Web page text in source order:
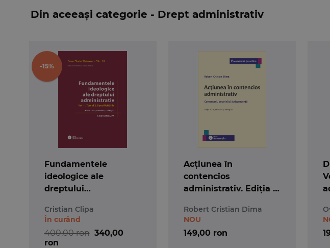
Din aceeași categorie - Drept administrativ
-15%
Fundamentele
ideologice ale
dreptului
Volumul II, Tomul 2.
Specificitățile. Ediția a
3-a
Cristian Clipa
400,00 ron 340,00
ron
În curând
Acțiunea în
contencios
administrativ. Ediția a
doctrină şi
jurisprudenţă
Robert Cristian Dima
149,00 ron
NOU
a